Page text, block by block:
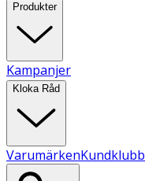
Produkter
Kampanjer
Kloka Råd
VarumärkenKundklubb